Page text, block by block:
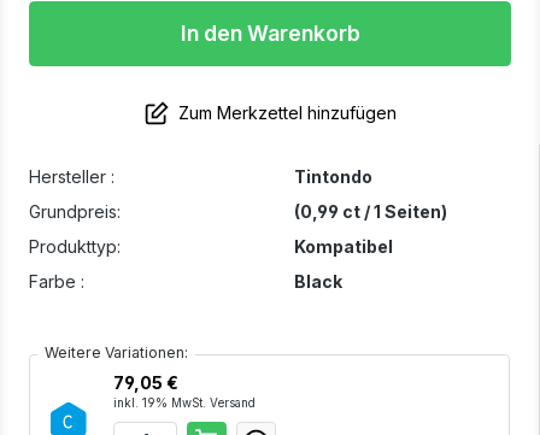
Hersteller :
Tintondo
Grundpreis:
(0,99 ct / 1 Seiten)
Produkttyp:
Kompatibel
Farbe :
Black
Weitere Variationen:
79,05 €
inkl. 19% MwSt. Versand
In den Warenkorb
Zum Merkzettel hinzufügen